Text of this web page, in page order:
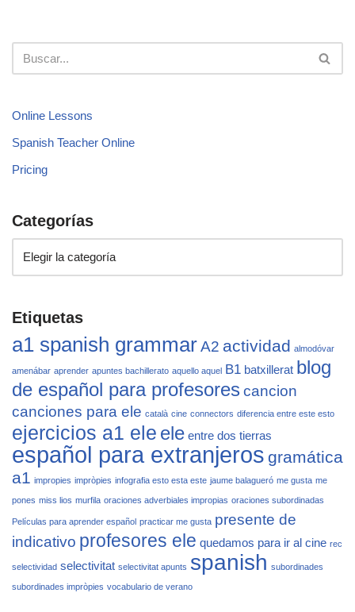
Online Lessons
Spanish Teacher Online
Pricing
Categorías
Etiquetas
a1 spanish grammarA2 actividad almodóvar
amenábar aprender apuntes bachillerato aquello aquel B1 batxillerat blog
de español para profesores cancion
canciones para ele català cine connectors diferencia entre este esto
ejercicios a1 ele ele entre dos tierras
español para extranjeros gramática
a1 impropies impròpies infografia esto esta este jaume balagueró me gusta me
pones miss lios murfila oraciones adverbiales impropias oraciones subordinadas
Películas para aprender español practicar me gusta presente de
indicativo profesores ele quedamos para ir al cine rec
selectividad selectivitat selectivitat apunts spanish subordinades
subordinades impròpies vocabulario de verano